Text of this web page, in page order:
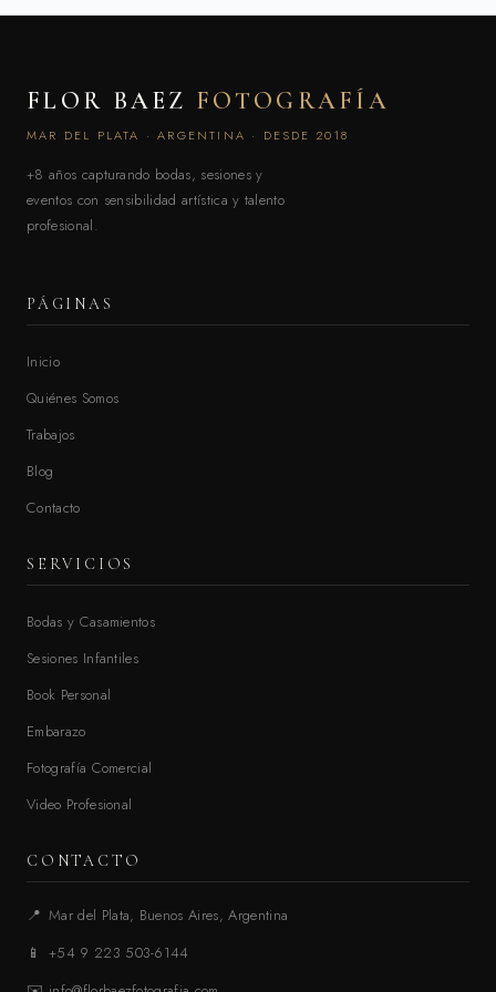
FLOR BAEZ FOTOGRAFÍA
MAR DEL PLATA · ARGENTINA · DESDE 2018
+8 años capturando bodas, sesiones y
eventos con sensibilidad artística y talento
profesional.
PÁGINAS
Inicio
Quiénes Somos
Trabajos
Blog
Contacto
SERVICIOS
Bodas y Casamientos
Sesiones Infantiles
Book Personal
Embarazo
Fotografía Comercial
Video Profesional
CONTACTO
📍 Mar del Plata, Buenos Aires, Argentina
📱
+54 9 223 503-6144